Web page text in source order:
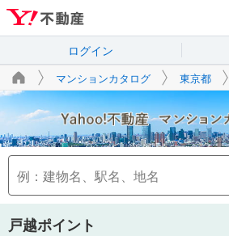
ログイン
マンションカタログ 東京都
戸越ポイント